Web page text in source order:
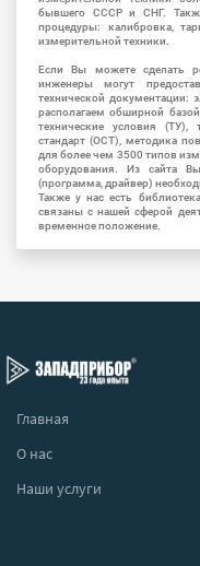
бывшего СССР и СНГ.
процедуры: калибровка,
измерительной техники.
Если Вы можете сделать
инженеры могут
технической документации:
располагаем обширной
технические условия (ТУ),
стандарт (ОСТ), методика
для более чем 3500 типов
оборудования. Из сайта
(программа, драйвер)
Также у нас есть
связаны с нашей сферой
временное положение.
Главная
О нас
Наши услуги